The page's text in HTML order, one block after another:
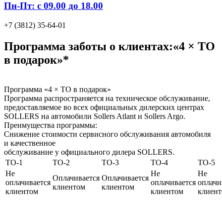
Пн-Пт: с 09.00 до 18.00
+7 (3812) 35-64-01
Программа заботы о клиентах:«4 × ТО
в подарок»*
Программа «4 × ТО в подарок»
Программа распространяется на техническое обслуживание,
предоставляемое во всех официальных дилерских центрах
SOLLERS на автомобили Sollers Atlant и Sollers Argo.
Преимущества программы:
Снижение стоимости сервисного обслуживания автомобиля
и качественное
обслуживание у официального дилера SOLLERS.
ТО-1
ТО-2 ТО-3 ТО-4
ТО-5
Не
оплачивается
клиентом
Оплачивается
клиентом
Оплачивается
клиентом
Не
оплачивается
клиентом
Не